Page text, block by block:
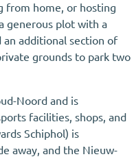
from home, or hosting
generous plot with a
an additional section of
grounds to park two
Noord and is
facilities, shops, and
Schiphol) is
away, and the Nieuw-